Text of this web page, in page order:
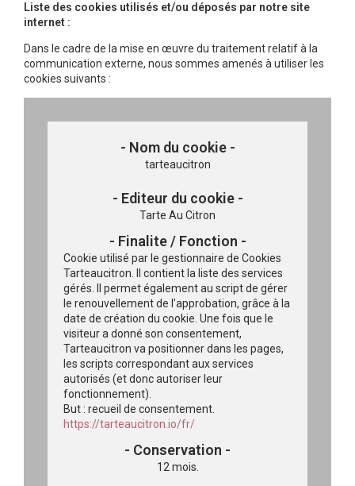
Liste des cookies utilisés et/ou déposés par notre site
internet :
Dans le cadre de la mise en œuvre du traitement relatif à la
communication externe, nous sommes amenés à utiliser les
cookies suivants :
tarteaucitron
Tarte Au Citron
Cookie utilisé par le gestionnaire de Cookies
Tarteaucitron. Il contient la liste des services
gérés. Il permet également au script de gérer
le renouvellement de l’approbation, grâce à la
date de création du cookie. Une fois que le
visiteur a donné son consentement,
Tarteaucitron va positionner dans les pages,
les scripts correspondant aux services
autorisés (et donc autoriser leur
fonctionnement).
But : recueil de consentement.
https://tarteaucitron.io/fr/
12 mois.